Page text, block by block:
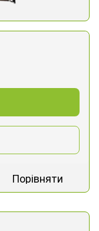
Порівняти